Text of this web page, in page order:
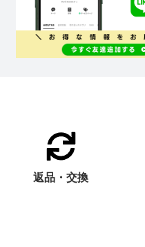
返品・交換